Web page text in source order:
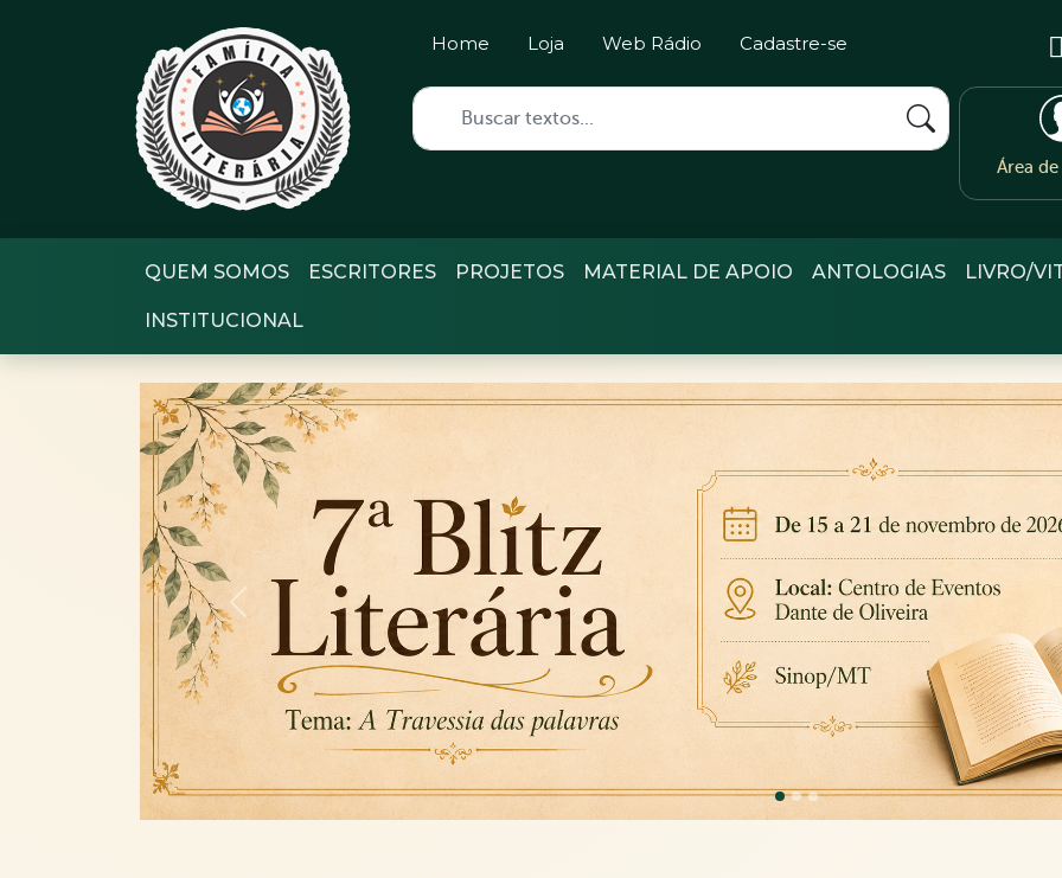
Home Loja Web Rádio Cadastre-se
Área
QUEM SOMOS ESCRITORES PROJETOS MATERIAL DE APOIO ANTOLOGIAS LIVRO/
INSTITUCIONAL
Previous